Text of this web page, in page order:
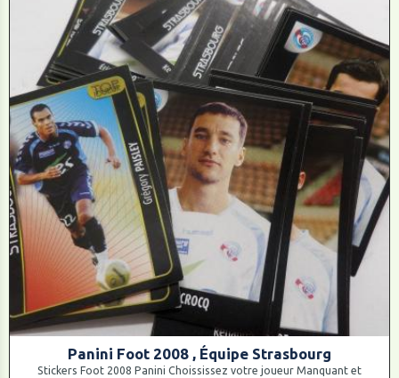
Panini Foot 2008 , Équipe Strasbourg
Stickers Foot 2008 Panini Choississez votre joueur Manquant et